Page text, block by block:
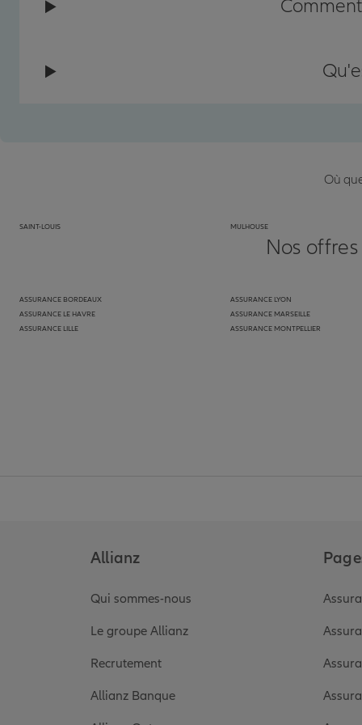
Où
SAINT-LOUIS MULHOUSE
Nos
ASSURANCE BORDEAUX
ASSURANCE LE HAVRE
ASSURANCE LILLE
ASSURANCE LYON
ASSURANCE MARSEILLE
ASSURANCE MONTPELLIER
Allianz
Qui sommes-nous
Le groupe Allianz
Recrutement
Allianz Banque